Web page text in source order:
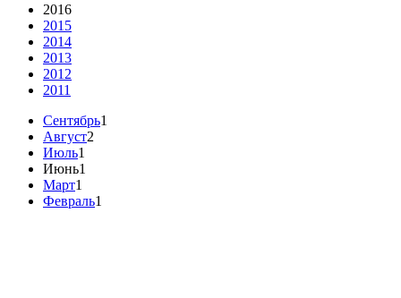
2016
2015
2014
2013
2012
2011
Сентябрь1
Август2
Июль1
Июнь1
Март1
Февраль1